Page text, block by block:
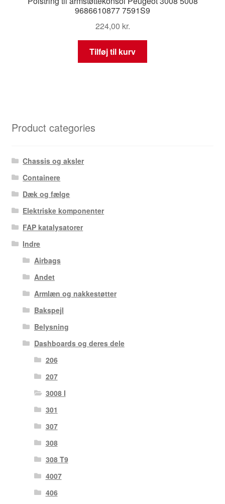
9686610877 7591S9
224,00 kr.
Tilføj til kurv
Product categories
Chassis og aksler
Containere
Dæk og fælge
Elektriske komponenter
FAP katalysatorer
Indre
Airbags
Andet
Armlæn og nakkestøtter
Bakspejl
Belysning
Dashboards og deres dele
206
207
3008 I
301
307
308
308 T9
4007
406